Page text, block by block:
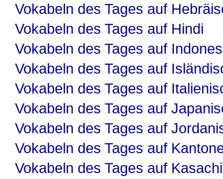
Vokabeln des Tages auf
Vokabeln des Tages auf Hindi
Vokabeln des Tages auf
Vokabeln des Tages auf
Vokabeln des Tages auf
Vokabeln des Tages auf
Vokabeln des Tages auf
Vokabeln des Tages auf
Vokabeln des Tages auf